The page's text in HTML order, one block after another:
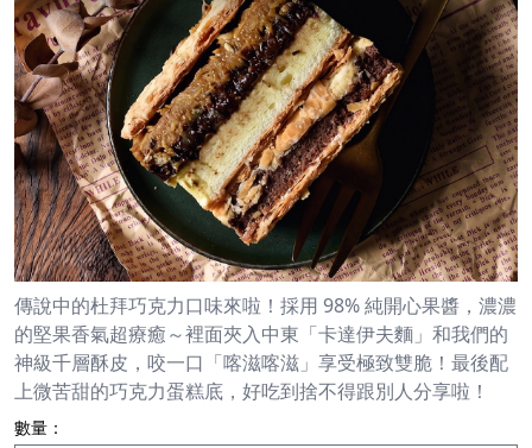
傳說中的杜拜巧克力口味來啦！採用 98% 純開心果醬，濃濃
的堅果香氣超療癒～裡面夾入中東「卡達伊夫麵」和我們的
神級千層酥皮，咬一口「喀滋喀滋」享受極致雙脆！最後配
上微苦甜的巧克力蛋糕底，好吃到捨不得跟別人分享啦！
數量：